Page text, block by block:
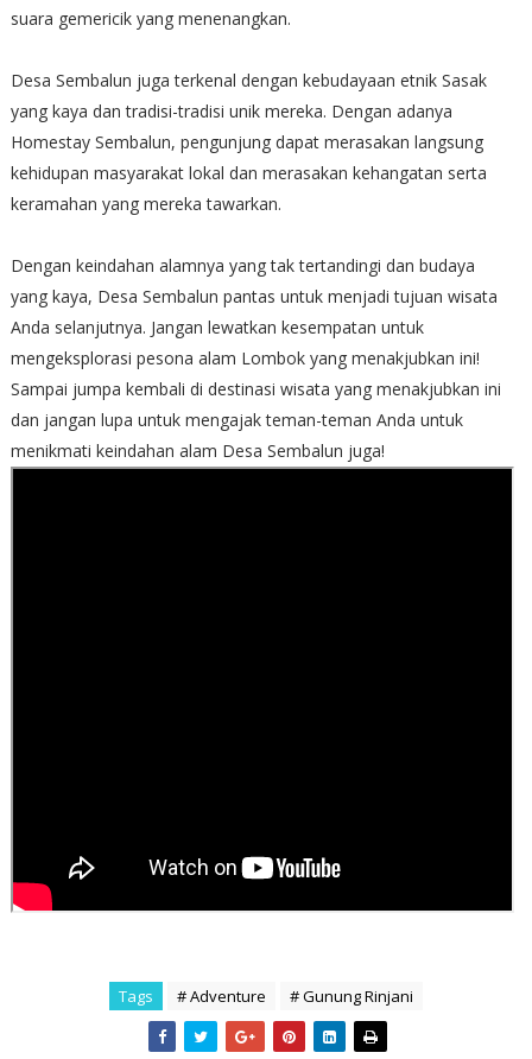
suara gemericik yang menenangkan.
Desa Sembalun juga terkenal dengan kebudayaan etnik Sasak
yang kaya dan tradisi-tradisi unik mereka. Dengan adanya
Homestay Sembalun, pengunjung dapat merasakan langsung
kehidupan masyarakat lokal dan merasakan kehangatan serta
keramahan yang mereka tawarkan.
Dengan keindahan alamnya yang tak tertandingi dan budaya
yang kaya, Desa Sembalun pantas untuk menjadi tujuan wisata
Anda selanjutnya. Jangan lewatkan kesempatan untuk
mengeksplorasi pesona alam Lombok yang menakjubkan ini!
Sampai jumpa kembali di destinasi wisata yang menakjubkan ini
dan jangan lupa untuk mengajak teman-teman Anda untuk
menikmati keindahan alam Desa Sembalun juga!
Tags # Adventure # Gunung Rinjani